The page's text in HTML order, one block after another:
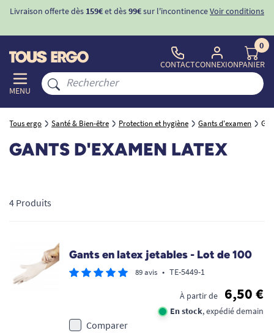
Livraison offerte dès 159€et dès99€sur l'incontinenceVoir conditions
MENU
CONTACTCONNEXION
0
PANIER
Tous ergo Santé & Bien-être Protection et hygiène Gants d'examen
GANTS D'EXAMEN LATEX
4 Produits
Gants en latex jetables - Lot de 100
89 avis • TE-5449-1
À partir de 6,50 €
En stock, expédié demain
Comparer